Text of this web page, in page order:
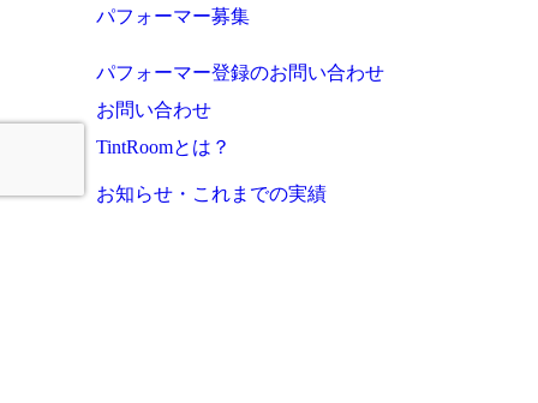
パフォーマー募集
パフォーマー登録のお問い合わせ
お問い合わせ
TintRoomとは？
お知らせ・これまでの実績